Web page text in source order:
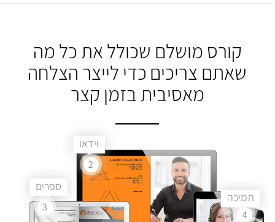
קורס מושלם שכולל את כל מה
שאתם צריכים כדי לייצר הצלחה
מאסיבית בזמן קצר
וידאו
2
ספרים
3
תמיכה
4